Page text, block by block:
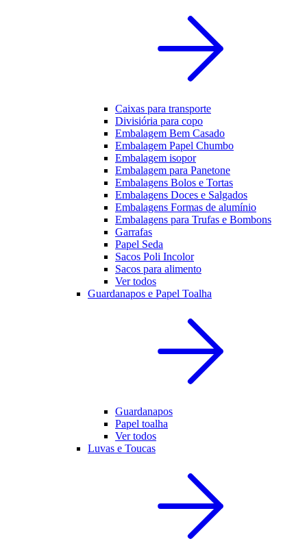
Caixas para transporte
Divisiória para copo
Embalagem Bem Casado
Embalagem Papel Chumbo
Embalagem isopor
Embalagem para Panetone
Embalagens Bolos e Tortas
Embalagens Doces e Salgados
Embalagens Formas de alumínio
Embalagens para Trufas e Bombons
Garrafas
Papel Seda
Sacos Poli Incolor
Sacos para alimento
Ver todos
Guardanapos e Papel Toalha
Guardanapos
Papel toalha
Ver todos
Luvas e Toucas